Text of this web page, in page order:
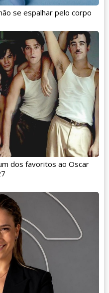
se espalhar pelo corpo
dos favoritos ao Oscar